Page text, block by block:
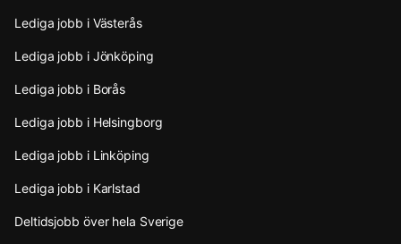
Lediga jobb i Västerås
Lediga jobb i Jönköping
Lediga jobb i Borås
Lediga jobb i Helsingborg
Lediga jobb i Linköping
Lediga jobb i Karlstad
Deltidsjobb över hela Sverige